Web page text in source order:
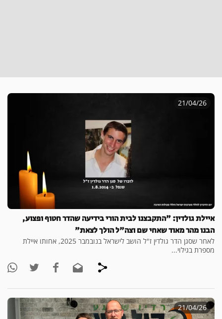
21/04/26
איילת גולדין: "התקבצנו לבית הורי בידיעה שהדר חטוף ופצוע,
הבנו מהר מאוד שאחי שם וצה"ל הולך לצאת"
לאחר שסגן הדר גולדין ז"ל הושב לישראל בנובמבר 2025, אחותו איילת
מספרת בגילוי...
21/04/26